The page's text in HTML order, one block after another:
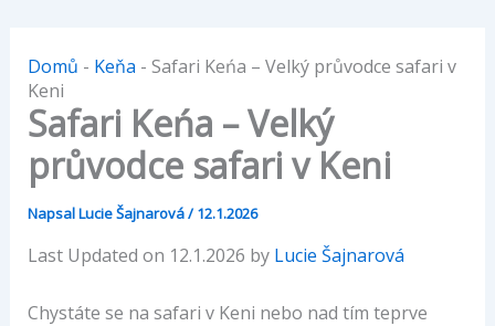
Domů - Keňa - Safari Keńa – Velký průvodce safari v
Keni
Safari Keńa – Velký
průvodce safari v Keni
NapsalLucie Šajnarová/12.1.2026
Last Updated on 12.1.2026 by Lucie Šajnarová
Chystáte se na safari v Keni nebo nad tím teprve